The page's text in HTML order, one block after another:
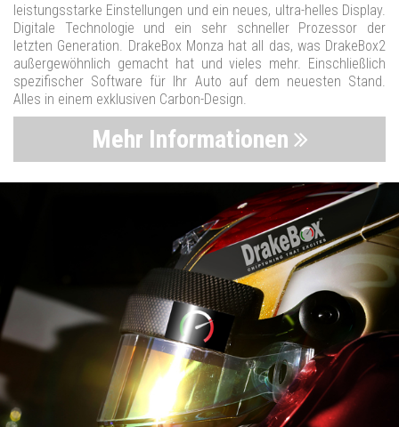
leistungsstarke Einstellungen und ein neues, ultra-helles Display.
Digitale Technologie und ein sehr schneller Prozessor der
letzten Generation. DrakeBox Monza hat all das, was DrakeBox2
außergewöhnlich gemacht hat und vieles mehr. Einschließlich
spezifischer Software für Ihr Auto auf dem neuesten Stand.
Alles in einem exklusiven Carbon-Design.
Mehr Informationen